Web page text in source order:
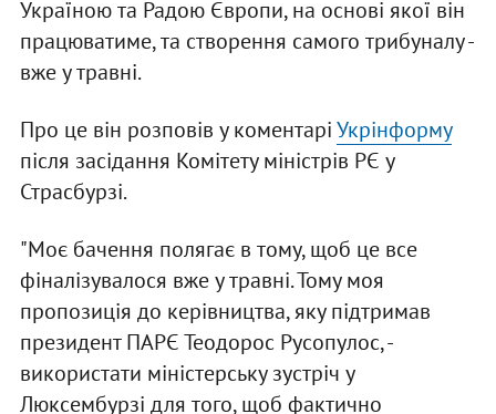
Україною та Радою Європи, на основі якої він
працюватиме, та створення самого трибуналу -
вже у травні.
Про це він розповів у коментаріУкрінформу
після засідання Комітету міністрів РЄ у
Страсбурзі.
"Моє бачення полягає в тому, щоб це все
фіналізувалося вже у травні. Тому моя
пропозиція до керівництва, яку підтримав
президент ПАРЄ Теодорос Русопулос, -
використати міністерську зустріч у
Люксембурзі для того, щоб фактично